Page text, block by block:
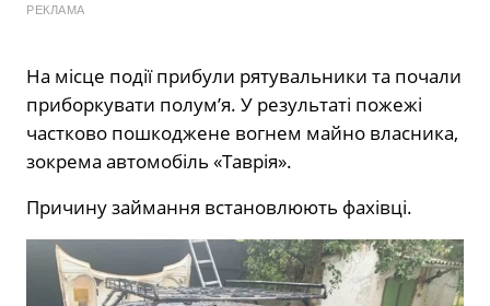
РЕКЛАМА
На місце події прибули рятувальники та почали
приборкувати полум’я. У результаті пожежі
частково пошкоджене вогнем майно власника,
зокрема автомобіль «Таврія».
Причину займання встановлюють фахівці.